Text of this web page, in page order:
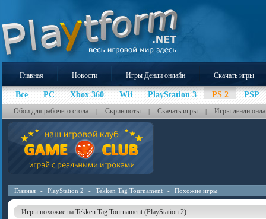
Главная Новости Игры Денди онлайн Скачать игры
Все PC Xbox 360 Wii PlayStation 3 PS 2 PSP
Обои для рабочего стола | Скриншоты | Скачать игры | Игры денди
Главная - PlayStation 2 - Tekken Tag Tournament - Похожие игры
Игры похожие на Tekken Tag Tournament (PlayStation 2)